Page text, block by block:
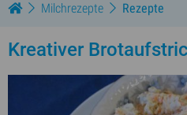
Milchrezepte Rezepte
Kreativer